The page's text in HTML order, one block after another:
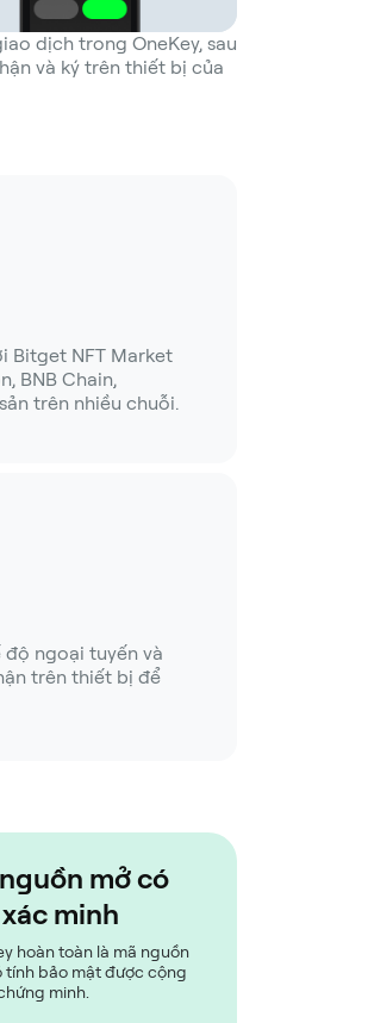
dịch trong OneKey, sau
và ký trên thiết bị của
Bitget NFT Market
BNB Chain,
trên nhiều chuỗi.
độ ngoại tuyến và
trên thiết bị để
mở có
minh
hoàn toàn là mã nguồn
tính bảo mật được cộng
minh.